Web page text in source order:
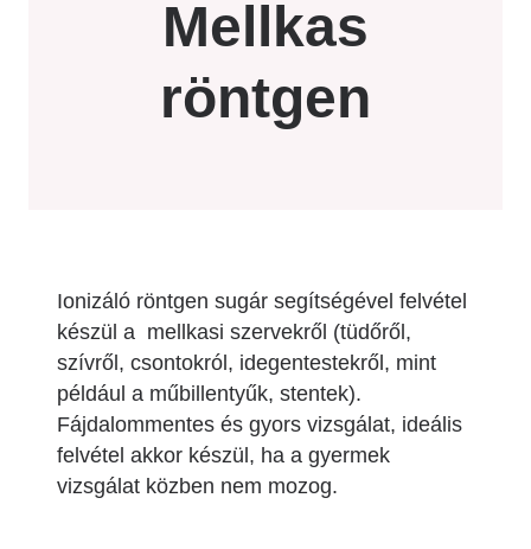
Mellkas
röntgen
Ionizáló röntgen sugár segítségével felvétel
készül a mellkasi szervekről (tüdőről,
szívről, csontokról, idegentestekről, mint
például a műbillentyűk, stentek).
Fájdalommentes és gyors vizsgálat, ideális
felvétel akkor készül, ha a gyermek
vizsgálat közben nem mozog.